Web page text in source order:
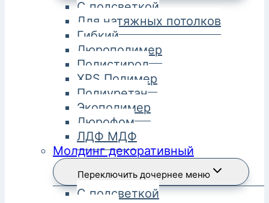
С подсветкой
Для натяжных потолков
Гибкий
Дюрополимер
Полистирол
XPS Полимер
Полиуретан
Экополимер
Дюрофом
ЛДФ МДФ
Молдинг декоративный
Переключить дочернее меню
С подсветкой